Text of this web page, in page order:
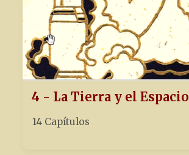
4 - La Tierra y el Espacio
14 Capítulos